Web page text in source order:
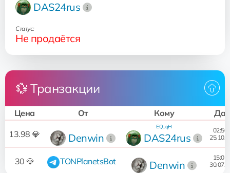
DAS24rus
Статус:
Не продаётся
💱 Транзакции
Цена От Кому
13.98 💎 Denwin DAS24rus
EQ...qH
30 💎 TONPlanetsBot Denwin